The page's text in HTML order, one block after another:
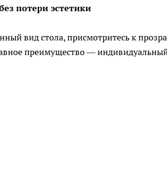
потери эстетики
вид стола, присмотритесь к
преимущество —